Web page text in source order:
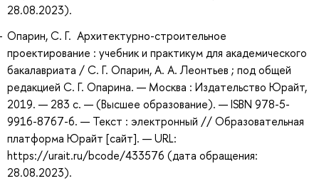
28.08.2023).
Опарин, С. Г. Архитектурно-строительное
проектирование : учебник и практикум для академического
бакалавриата / С. Г. Опарин, А. А. Леонтьев ; под общей
редакцией С. Г. Опарина. — Москва : Издательство Юрайт,
2019. — 283 с. — (Высшее образование). — ISBN 978-5-
9916-8767-6. — Текст : электронный // Образовательная
платформа Юрайт [сайт]. — URL:
https://urait.ru/bcode/433576 (дата обращения:
28.08.2023).